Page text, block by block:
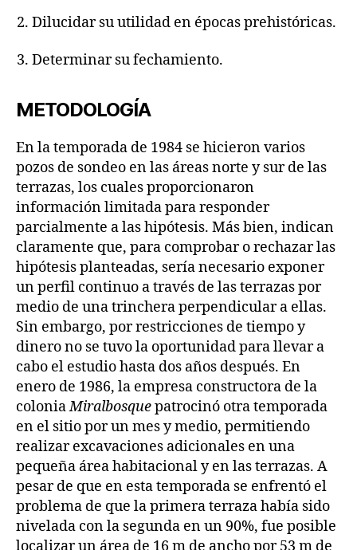
Dilucidar su utilidad en épocas prehistóricas.
Determinar su fechamiento.
METODOLOGÍA
En la temporada de 1984 se hicieron varios
pozos de sondeo en las áreas norte y sur de las
terrazas, los cuales proporcionaron
información limitada para responder
parcialmente a las hipótesis. Más bien, indican
claramente que, para comprobar o rechazar las
hipótesis planteadas, sería necesario exponer
un perfil continuo a través de las terrazas por
medio de una trinchera perpendicular a ellas.
Sin embargo, por restricciones de tiempo y
dinero no se tuvo la oportunidad para llevar a
cabo el estudio hasta dos años después. En
enero de 1986, la empresa constructora de la
coloniaMiralbosquepatrocinó otra temporada
en el sitio por un mes y medio, permitiendo
realizar excavaciones adicionales en una
pequeña área habitacional y en las terrazas. A
pesar de que en esta temporada se enfrentó el
problema de que la primera terraza había sido
nivelada con la segunda en un 90%, fue posible